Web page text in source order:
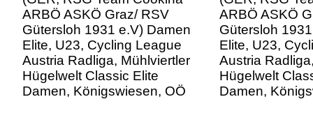
Hügelwelt Classic Elite
Damen, Königswiesen, OÖ
Hügelwelt
Damen,